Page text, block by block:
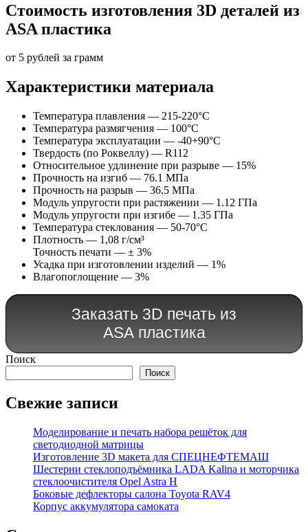
Стоимость изготовления 3D деталей из
ASA пластика
от 5 рублей за грамм
Характеристики материала
Температура плавления — 215-220°C
Температура размягчения — 100°C
Температура эксплуатации — -40+90°C
Твердость (по Роквеллу) — R112
Относительное удлинение при разрыве — 15%
Прочность на изгиб — 76.1 МПа
Прочность на разрыв — 36.5 МПа
Модуль упругости при растяжении — 1.12 ГПа
Модуль упругости при изгибе — 1.35 ГПа
Температура стеклования — 50-70°C
Плотность — 1,08 г/см³
Точность печати — ± 3%
Усадка при изготовлении изделий — 1%
Влагопоглощение — 3%
Заказать 3D печать из
ASA пластика
Поиск
Поиск
Свежие записи
Моделирование и печать набора решёток для
светодиодной матрицы
Изготовление 3D макета для СПЕЦНЕФТЕМАШ
Шестерни стеклоподъёмника LADA Kalina и моторчика
стеклоочистителя Opel Astra H
Боковые дефлекторы салона Toyota RAV4
Корпус аккумулятора самоката